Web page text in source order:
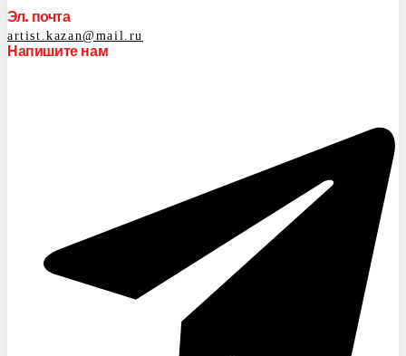
Эл. почта
artist.kazan@mail.ru
Напишите нам